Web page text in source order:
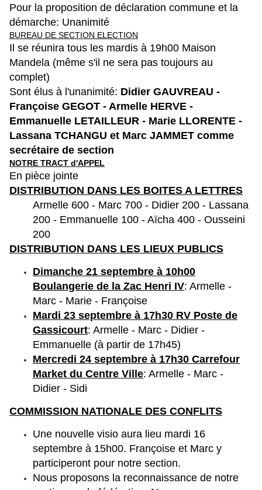
Pour la proposition de déclaration commune et la
démarche: Unanimité
BUREAU DE SECTION ELECTION
Il se réunira tous les mardis à 19h00 Maison
Mandela (même s'il ne sera pas toujours au
complet)
Sont élus à l'unanimité: Didier GAUVREAU -
Françoise GEGOT - Armelle HERVE -
Emmanuelle LETAILLEUR - Marie LLORENTE -
Lassana TCHANGU et Marc JAMMET comme
secrétaire de section
NOTRE TRACT d'APPEL
En pièce jointe
DISTRIBUTION DANS LES BOITES A LETTRES
Armelle 600 - Marc 700 - Didier 200 - Lassana
200 - Emmanuelle 100 - Aïcha 400 - Ousseini
200
DISTRIBUTION DANS LES LIEUX PUBLICS
Dimanche 21 septembre à 10h00
Boulangerie de la Zac Henri IV: Armelle -
Marc - Marie - Françoise
Mardi 23 septembre à 17h30 RV Poste de
Gassicourt: Armelle - Marc - Didier -
Emmanuelle (à partir de 17h45)
Mercredi 24 septembre à 17h30 Carrefour
Market du Centre Ville: Armelle - Marc -
Didier - Sidi
COMMISSION NATIONALE DES CONFLITS
Une nouvelle visio aura lieu mardi 16
septembre à 15h00. Françoise et Marc y
participeront pour notre section.
Nous proposons la reconnaissance de notre